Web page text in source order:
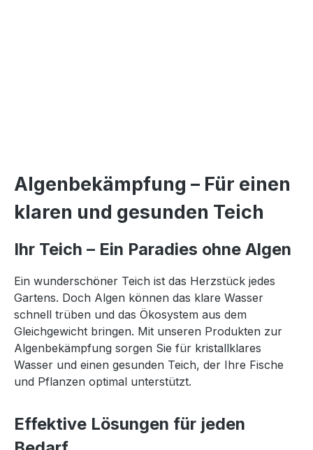
Algenbekämpfung – Für einen
klaren und gesunden Teich
Ihr Teich – Ein Paradies ohne Algen
Ein wunderschöner Teich ist das Herzstück jedes
Gartens. Doch Algen können das klare Wasser
schnell trüben und das Ökosystem aus dem
Gleichgewicht bringen. Mit unseren Produkten zur
Algenbekämpfung sorgen Sie für kristallklares
Wasser und einen gesunden Teich, der Ihre Fische
und Pflanzen optimal unterstützt.
Effektive Lösungen für jeden